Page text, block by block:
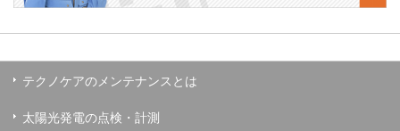
テクノケアのメンテナンスとは
太陽光発電の点検・計測